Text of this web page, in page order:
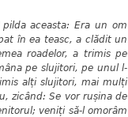
pilda aceasta: Era un om
în ea teasc, a clădit un
roadelor, a trimis pe
pe slujitori, pe unul l-
alți slujitori, mai mulți
zicând: Se vor rușina de
veniți să-l omorâm